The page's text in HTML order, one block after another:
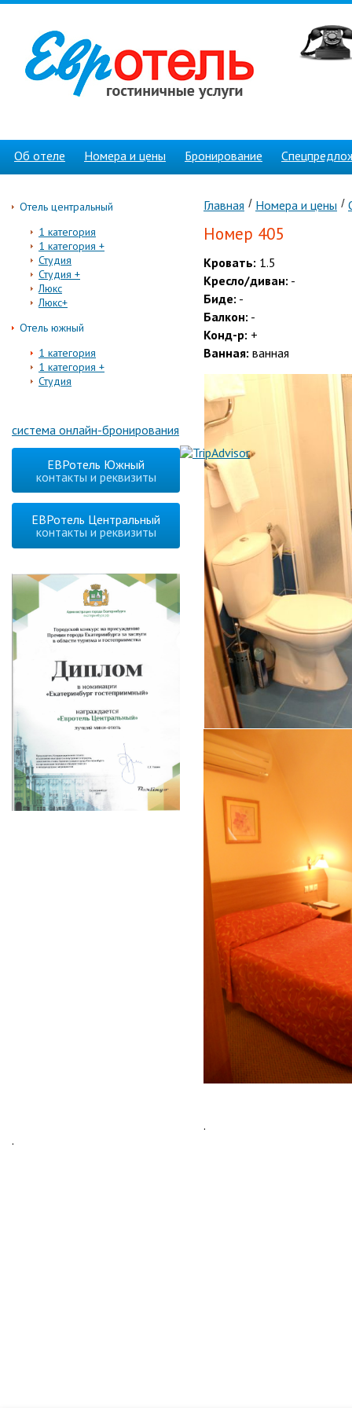
Об отеле Номера и цены Бронирование
Отель центральный
1 категория
1 категория +
Студия
Студия +
Люкс
Люкс+
Отель южный
1 категория
1 категория +
Студия
система онлайн-бронирования
ЕВРотель Южный
контакты и реквизиты
ЕВРотель Центральный
контакты и реквизиты
Главная Номера и цены
Номер 405
Кровать: 1.5
Кресло/диван: -
Биде: -
Балкон: -
Конд-р: +
Ванная: ванная